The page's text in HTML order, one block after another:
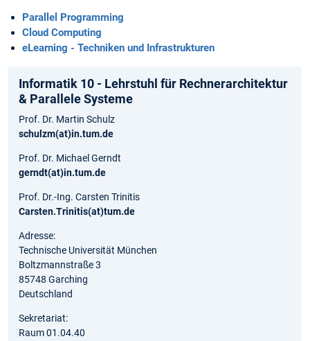
Parallel Programming
Cloud Computing
eLearning - Techniken und Infrastrukturen
Informatik 10 - Lehrstuhl für Rechnerarchitektur
& Parallele Systeme
Prof. Dr. Martin Schulz
schulzm(at)in.tum.de
Prof. Dr. Michael Gerndt
gerndt(at)in.tum.de
Prof. Dr.-Ing. Carsten Trinitis
Carsten.Trinitis(at)tum.de
Adresse:
Technische Universität München
Boltzmannstraße 3
85748 Garching
Deutschland
Sekretariat:
Raum 01.04.40